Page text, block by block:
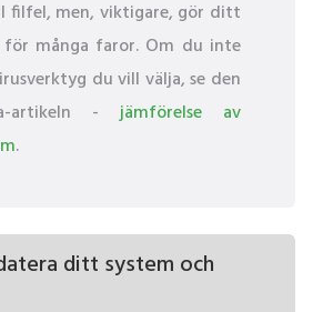
filfel, men, viktigare, gör ditt
för många faror. Om du inte
du vill välja, se den
artikeln -jämförelse av
.
ditt system och